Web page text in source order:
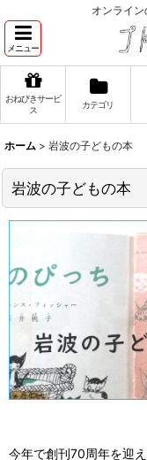
オンライ
メニュー
おねびきサービ
ス
カテゴリ
ホーム > 岩波の子どもの本
岩波の子どもの本
今年で創刊70周年を迎